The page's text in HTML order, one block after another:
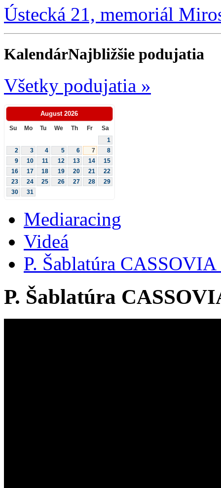
Ústecká 21, memoriál
KalendárNajbližšie podujatia
Všetky podujatia »
August 2026
Su Mo Tu We Th Fr Sa
1
2
3 4 5 6 7
8
9
10 11 12 13 14
15
16
17 18 19 20 21
22
23
24 25 26 27 28
29
30
31
Mediaracing
Videá
P. Šablatúra
P. Šablatúra